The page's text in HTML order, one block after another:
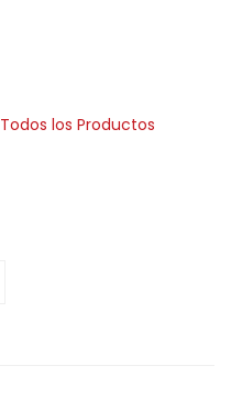
Todos los Productos